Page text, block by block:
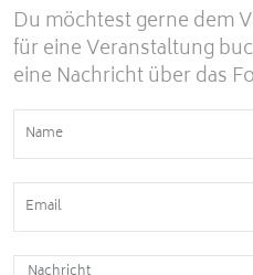
Du möchtest gerne dem
für eine Veranstaltung
eine Nachricht über das